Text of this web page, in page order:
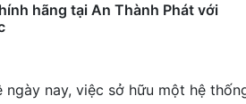
hãng tại An Thành Phát với
nay, việc sở hữu một hệ